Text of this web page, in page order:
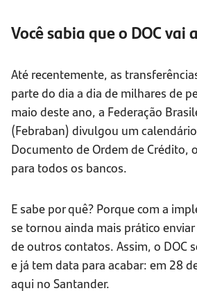
Você sabia que o DOC vai
Até recentemente, as
parte do dia a dia de milhares de
maio deste ano, a Federação
(Febraban) divulgou um
Documento de Ordem de Crédito,
para todos os bancos.
E sabe por quê? Porque com a
se tornou ainda mais prático
de outros contatos. Assim, o DOC
e já tem data para acabar: em 28
aqui no Santander.